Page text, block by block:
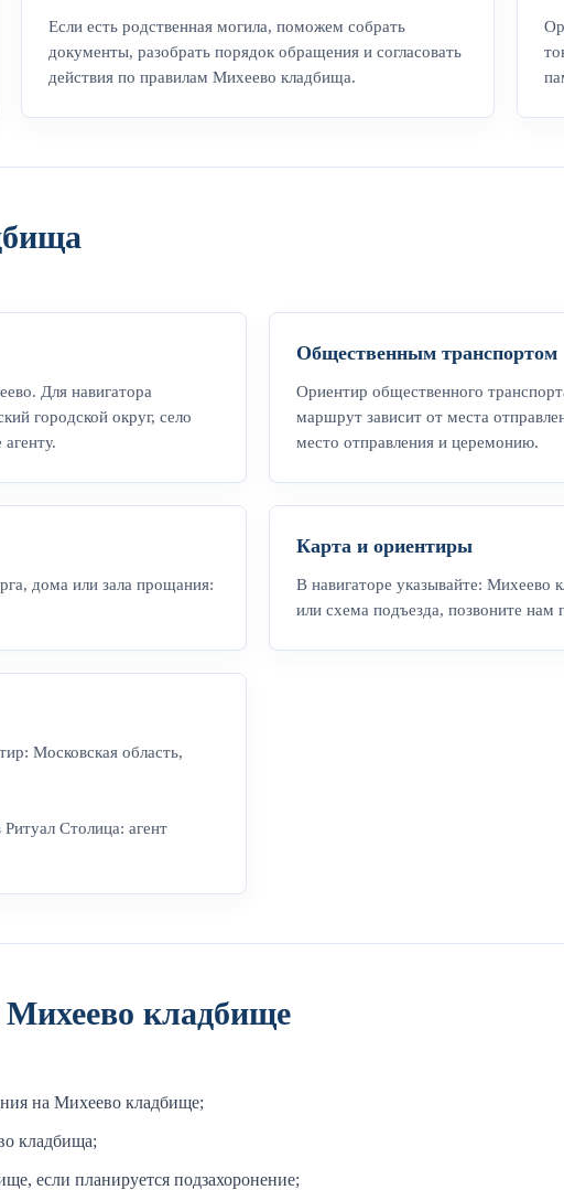
Если есть родственная могила, поможем собрать
документы, разобрать порядок обращения и согласовать
действия по правилам Михеево кладбища.
Для навигатора
городской округ, село
Общественным транспортом
Ориентир общественного
маршрут зависит от места
место отправления и церемонию.
дома или зала прощания:
Карта и ориентиры
В навигаторе указывайте: Михеево
или схема подъезда, позвоните нам
Московская область,
Столица: агент
кладбище
на Михеево кладбище;
кладбища;
если планируется подзахоронение;